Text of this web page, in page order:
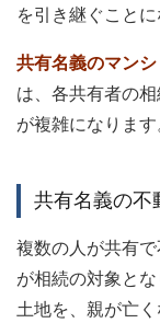
を引き継ぐこと
共有名義のマン
は、各共有者の
が複雑になります
共有名義の不
複数の人が共有
が相続の対象と
土地を、親が亡